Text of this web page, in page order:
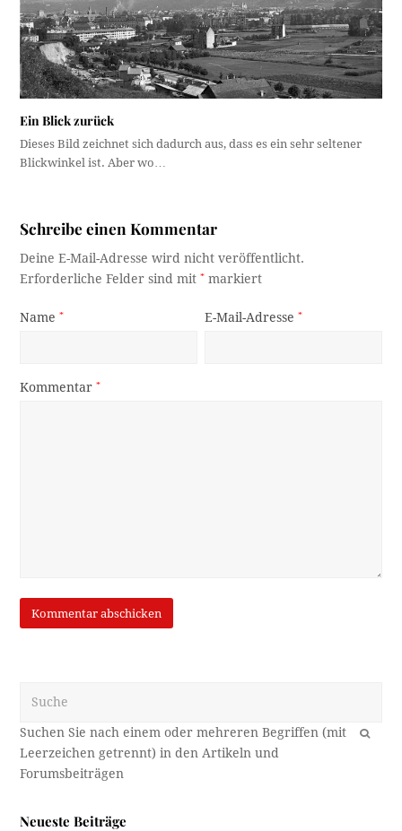
Ein Blick zurück
Dieses Bild zeichnet sich dadurch aus, dass es ein sehr seltener
Blickwinkel ist. Aber wo…
Schreibe einen Kommentar
Deine E-Mail-Adresse wird nicht veröffentlicht.
Erforderliche Felder sind mit* markiert
Name* E-Mail-Adresse*
Kommentar*
OK
Neueste Beiträge